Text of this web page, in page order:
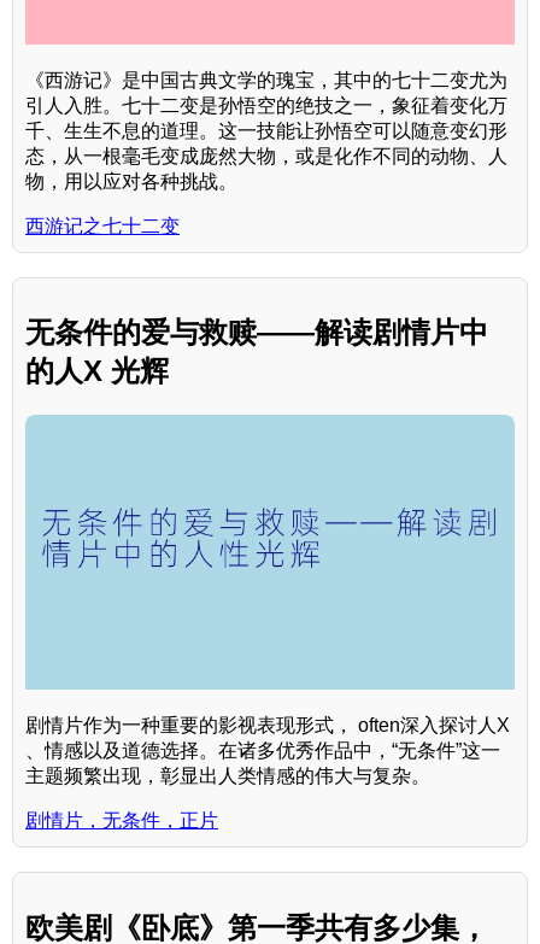
《西游记》是中国古典文学的瑰宝，其中的七十二变尤为
引人入胜。七十二变是孙悟空的绝技之一，象征着变化万
千、生生不息的道理。这一技能让孙悟空可以随意变幻形
态，从一根毫毛变成庞然大物，或是化作不同的动物、人
物，用以应对各种挑战。
西游记之七十二变
无条件的爱与救赎——解读剧情片中
的人X 光辉
剧情片作为一种重要的影视表现形式， often深入探讨人X
、情感以及道德选择。在诸多优秀作品中，“无条件”这一
主题频繁出现，彰显出人类情感的伟大与复杂。
剧情片，无条件，正片
欧美剧《卧底》第一季共有多少集，